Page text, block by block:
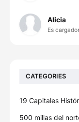
Alicia
Es
CATEGORIES
19 Capitales
500 millas del